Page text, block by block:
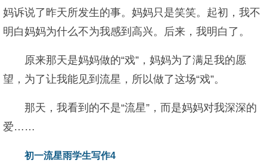
妈诉说了昨天所发生的事。妈妈只是笑笑。起初，我不
明白妈妈为什么不为我感到高兴。后来，我明白了。
原来那天是妈妈做的“戏”，妈妈为了满足我的愿
望，为了让我能见到流星，所以做了这场“戏”。
那天，我看到的不是“流星”，而是妈妈对我深深的
爱……
初一流星雨学生写作4